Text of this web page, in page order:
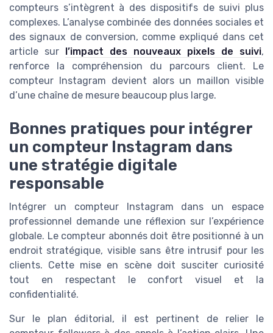
compteurs s’intègrent à des dispositifs de suivi plus
complexes. L’analyse combinée des données sociales et
des signaux de conversion, comme expliqué dans cet
article sur
l’impact des nouveaux pixels de suivi,
renforce la compréhension du parcours client. Le
compteur Instagram devient alors un maillon visible
d’une chaîne de mesure beaucoup plus large.
Bonnes pratiques pour intégrer
un compteur Instagram dans
une stratégie digitale
responsable
Intégrer un compteur Instagram dans un espace
professionnel demande une réflexion sur l’expérience
globale. Le compteur abonnés doit être positionné à un
endroit stratégique, visible sans être intrusif pour les
clients. Cette mise en scène doit susciter curiosité
tout en respectant le confort visuel et la
confidentialité.
Sur le plan éditorial, il est pertinent de relier le